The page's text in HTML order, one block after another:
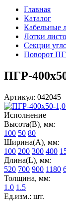
Главная
Каталог
Кабельные
Лотки
Секции
Поворот
ПГР-
Артикул: 042045
Исполнение
Высота(В), мм:
100 50 80
Ширина(А), мм:
100 200 300 400
Длина(L), мм:
520 700 900 1180
Толщина, мм:
1.0 1.5
Ед.изм.: шт.